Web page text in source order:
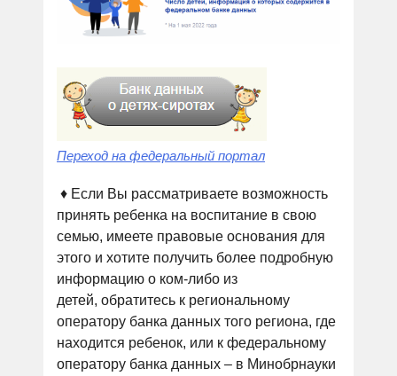
Переход на федеральный портал
♦ Если Вы рассматриваете возможность
принять ребенка на воспитание в свою
семью, имеете правовые основания для
этого и хотите получить более подробную
информацию о ком-либо из
детей, обратитесь к региональному
оператору банка данных того региона, где
находится ребенок, или к федеральному
оператору банка данных – в Минобрнауки